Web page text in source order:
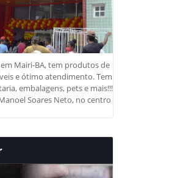
Mairi-BA, tem produtos de
e ótimo atendimento. Tem
embalagens, pets e mais!!!
Soares Neto, no centro